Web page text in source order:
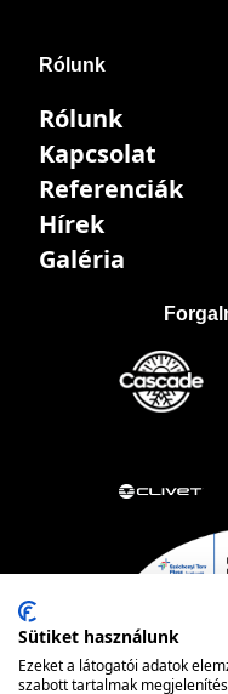
Rólunk
Rólunk
Kapcsolat
Referenciák
Hírek
Galéria
Sütiket használunk
Ezeket a látogatói adatok
szabott tartalmak